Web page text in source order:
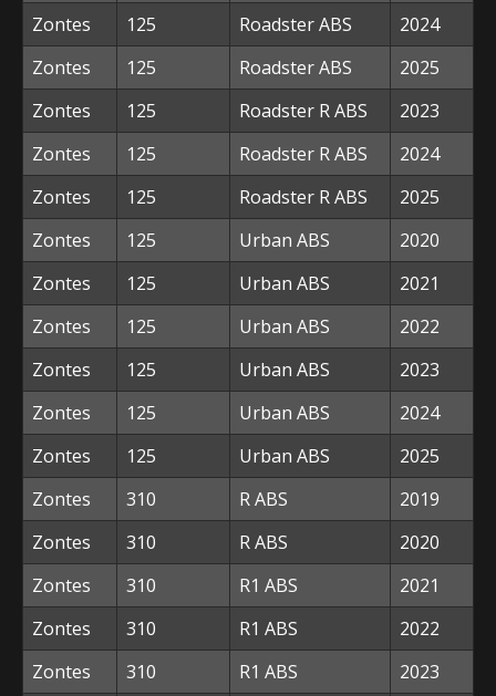
Zontes
125 Roadster ABS
2024
Zontes
125 Roadster ABS
2025
Zontes
125 Roadster R ABS
2023
Zontes
125 Roadster R ABS
2024
Zontes
125 Roadster R ABS
2025
Zontes
125 Urban ABS
2020
Zontes
125 Urban ABS
2021
Zontes
125 Urban ABS
2022
Zontes
125 Urban ABS
2023
Zontes
125 Urban ABS
2024
Zontes
125 Urban ABS
2025
Zontes
310 R ABS
2019
Zontes
310 R ABS
2020
Zontes
310 R1 ABS
2021
Zontes
310 R1 ABS
2022
Zontes
310 R1 ABS
2023